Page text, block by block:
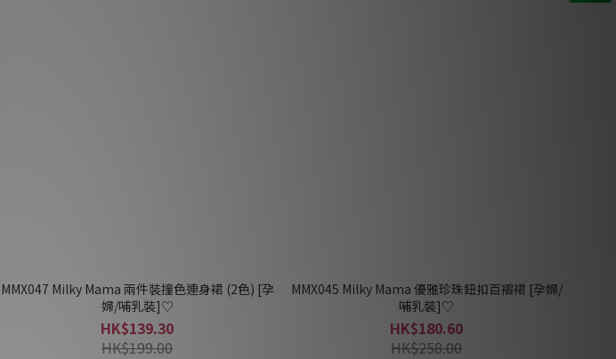
MMX047 Milky Mama 兩件裝撞色連身裙 (2色) [孕
婦/哺乳裝]♡
HK$139.30
HK$199.00
MMX045 Milky Mama 優雅珍珠鈕扣百褶裙 [孕婦/
哺乳裝]♡
HK$180.60
HK$258.00